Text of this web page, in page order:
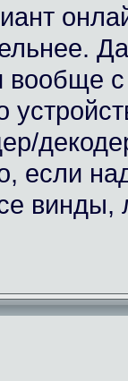
с
если
винды,